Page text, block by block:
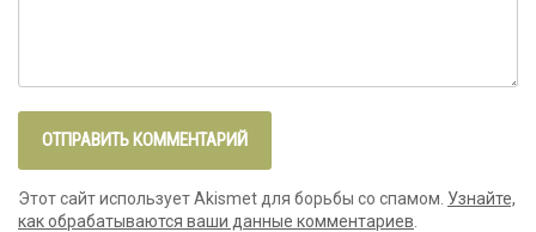
Этот сайт использует Akismet для борьбы со спамом. Узнайте,
как обрабатываются ваши данные комментариев